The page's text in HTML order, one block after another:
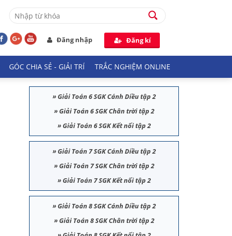
Đăng nhập Đăng kí
GÓC CHIA SẺ - GIẢI TRÍ TRẮC NGHIỆM ONLINE
»Giải Toán 6 SGK Cánh Diều tập 2
»Giải Toán 6 SGK Chân trời tập 2
»Giải Toán 6 SGK Kết nối tập 2
»Giải Toán 7 SGK Cánh Diều tập 2
»Giải Toán 7 SGK Chân trời tập 2
»Giải Toán 7 SGK Kết nối tập 2
»Giải Toán 8 SGK Cánh Diều tập 2
»Giải Toán 8 SGK Chân trời tập 2